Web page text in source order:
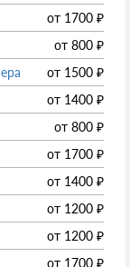
от 1700 ₽
от 800 ₽
от 1500 ₽
от 1400 ₽
от 800 ₽
от 1700 ₽
от 1400 ₽
от 1200 ₽
от 1200 ₽
от 1700 ₽